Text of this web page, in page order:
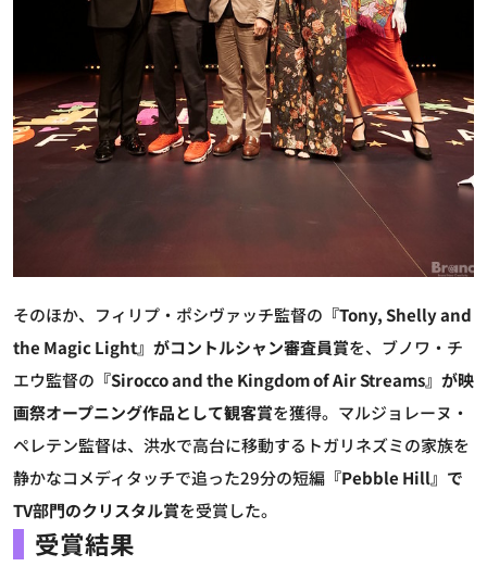
そのほか、フィリプ・ポシヴァッチ監督の 『Tony, Shelly and
the Magic Light』がコントルシャン審査員賞を、ブノワ・チ
エウ監督の 『Sirocco and the Kingdom of Air Streams』が映
画祭オープニング作品として観客賞を獲得。マルジョレーヌ・
ペレテン監督は、洪水で高台に移動するトガリネズミの家族を
静かなコメディタッチで追った29分の短編 『Pebble Hill』で
TV部門のクリスタル賞を受賞した。
受賞結果